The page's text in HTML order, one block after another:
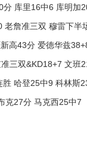
分 库里16中6 库明加
老詹准三双 穆雷下半
高43分 爱德华兹
三双&KD18+7 文班
哈登25中9 科林斯
克27分 马克西25中7